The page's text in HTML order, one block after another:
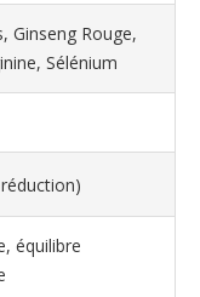
Ginseng Rouge,
Sélénium
équilibre